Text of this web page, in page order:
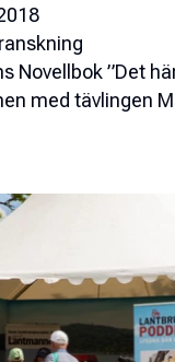
Novellbok ”Det
med tävlingen